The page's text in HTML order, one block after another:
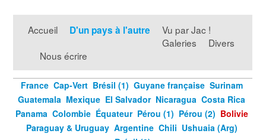
Accueil D'un pays à l'autre
Vu par Jac !
Galeries
Divers
Nous écrire
France Cap-Vert Brésil (1) Guyane française Surinam
Guatemala Mexique El Salvador Nicaragua Costa Rica
Panama Colombie Équateur Pérou (1) Pérou (2) Bolivie
Paraguay & Uruguay Argentine Chili Ushuaia (Arg)